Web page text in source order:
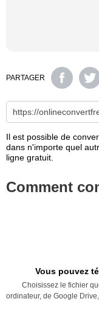
PARTAGER
Il est possible de
dans n'importe quel
ligne gratuit.
Comment
Vous pouvez
Choisissez le fichier
ordinateur, de Google